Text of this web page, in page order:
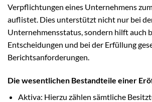
Verpflichtungen eines Unternehmens
auflistet. Dies unterstützt nicht nur bei
Unternehmensstatus, sondern hilft auch
Entscheidungen und bei der Erfüllung
Berichtsanforderungen.
Die wesentlichen Bestandteile einer
Aktiva: Hierzu zählen sämtliche